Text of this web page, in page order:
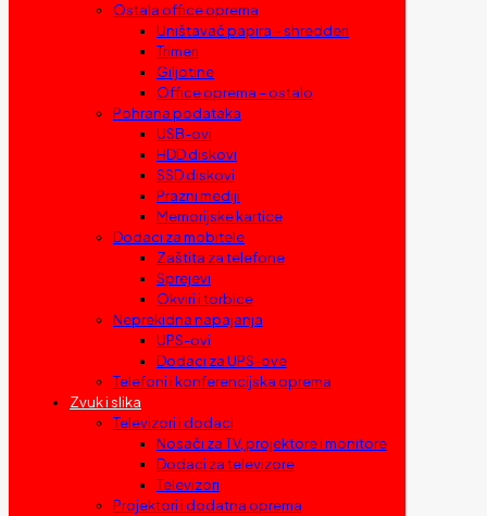
Ostala office oprema
Uništavač papira – shredderi
Trimeri
Giljotine
Office oprema – ostalo
Pohrana podataka
USB-ovi
HDD diskovi
SSD diskovi
Prazni mediji
Memorijske kartice
Dodaci za mobitele
Zaštita za telefone
Sprejevi
Okviri i torbice
Neprekidna napajanja
UPS-ovi
Dodaci za UPS-ove
Telefoni i konferencijska oprema
Zvuk i slika
Televizori i dodaci
Nosači za TV, projektore i monitore
Dodaci za televizore
Televizori
Projektori i dodatna oprema